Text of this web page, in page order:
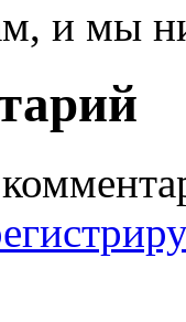
и мы